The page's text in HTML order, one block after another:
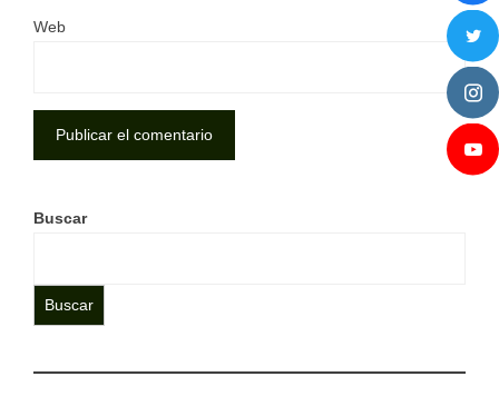
Web
Buscar
Buscar